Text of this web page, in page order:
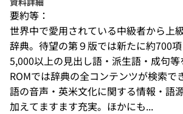
要約等：
世界中で愛用されている中級者から上
辞典。待望の第９版では新たに約700
5,000以上の見出し語・派生語・成句
ROMでは辞典の全コンテンツが検索で
語の音声・英米文化に関する情報・語
加えてますます充実。ほかにも...